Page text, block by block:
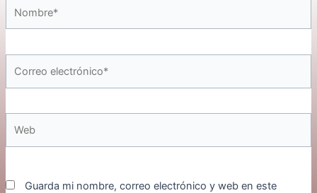
electrónico*
Guarda mi nombre, correo electrónico y web en este